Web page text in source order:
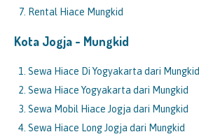
Rental Hiace Mungkid
Kota Jogja - Mungkid
Sewa Hiace Di Yogyakarta dari Mungkid
Sewa Hiace Yogyakarta dari Mungkid
Sewa Mobil Hiace Jogja dari Mungkid
Sewa Hiace Long Jogja dari Mungkid